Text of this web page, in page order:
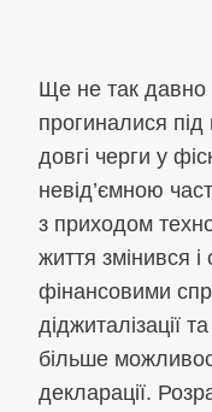
Ще не так давно
прогиналися
довгі черги у
невід’ємною
з приходом
життя змінився
фінансовими
діджиталізації
більше
декларації.